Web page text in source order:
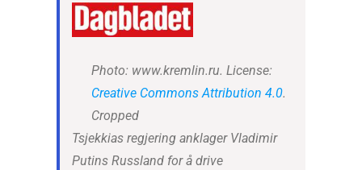
Photo: www.kremlin.ru. License:
Creative Commons Attribution 4.0.
Cropped
Tsjekkias regjering anklager Vladimir
Putins Russland for å drive